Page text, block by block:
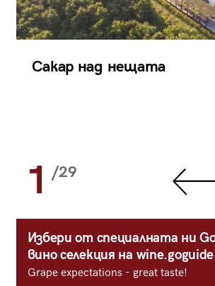
Сакар над нещата
1 /29
Избери от специалната ни
вино селекция на
Grape expectations - great taste!